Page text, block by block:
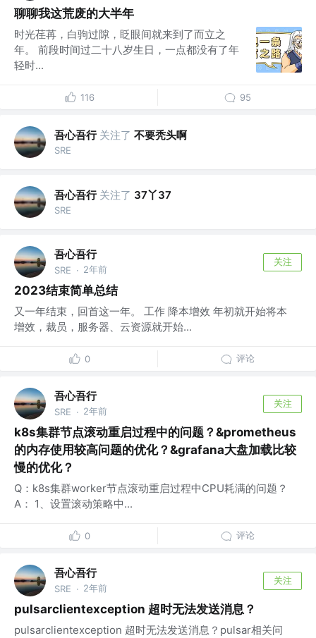
聊聊我这荒废的大半年
时光荏苒，白驹过隙，眨眼间就来到了而立之
年。 前段时间过二十八岁生日，一点都没有了年
轻时...
116 95
吾心吾行 关注了 不要秃头啊
SRE
吾心吾行 关注了 37丫37
SRE
吾心吾行
SRE · 2年前
关注
2023结束简单总结
又一年结束，回首这一年。 工作 降本增效 年初就开始将本
增效，裁员，服务器、云资源就开始...
0 评论
吾心吾行
SRE · 2年前
关注
k8s集群节点滚动重启过程中的问题？&prometheus
的内存使用较高问题的优化？&grafana大盘加载比较
慢的优化？
Q：k8s集群worker节点滚动重启过程中CPU耗满的问题？
A： 1、设置滚动策略中...
0 评论
吾心吾行
SRE · 2年前
关注
pulsarclientexception 超时无法发送消息？
pulsarclientexception 超时无法发送消息？pulsar相关问